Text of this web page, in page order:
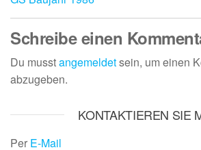
Schreibe einen
Du musstangemeldetsein, um einen
abzugeben.
KONTAKTIEREN SIE
Per E-Mail